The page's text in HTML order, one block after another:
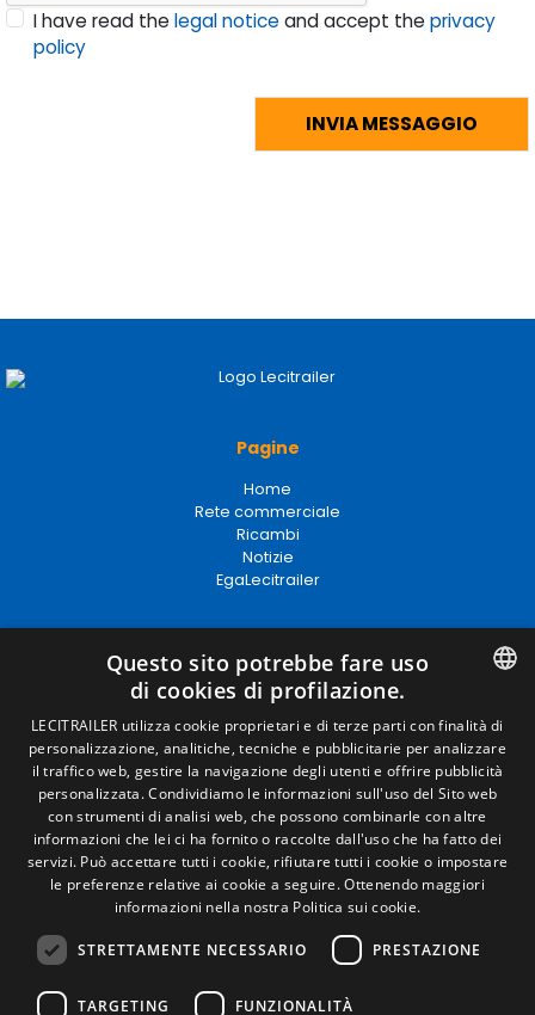
I have read thelegal noticeand accept theprivacy
policy
Pagine
Home
Rete commerciale
Ricambi
Notizie
EgaLecitrailer
Termini legali
Avviso legale
Politiche sulla privacy
Politica sui cookie
Condizioni generali di vendita
Gestire i cookie
Contatto
Camino de los Huertos, S/N. Apdo 100 .
+(34) 976 462 121
SPANISH
ENGLISH
ITALIAN
PORTUGUESE
Questo sito potrebbe fare uso
di cookies di profilazione.
LECITRAILER utilizza cookie proprietari e di terze parti con finalità di
personalizzazione, analitiche, tecniche e pubblicitarie per analizzare
il traffico web, gestire la navigazione degli utenti e offrire pubblicità
personalizzata. Condividiamo le informazioni sull'uso del Sito web
con strumenti di analisi web, che possono combinarle con altre
informazioni che lei ci ha fornito o raccolte dall'uso che ha fatto dei
servizi. Può accettare tutti i cookie, rifiutare tutti i cookie o impostare
le preferenze relative ai cookie a seguire. Ottenendo maggiori
informazioni nella nostra Politica sui cookie.
STRETTAMENTE NECESSARIO PRESTAZIONE
TARGETING FUNZIONALITÀ